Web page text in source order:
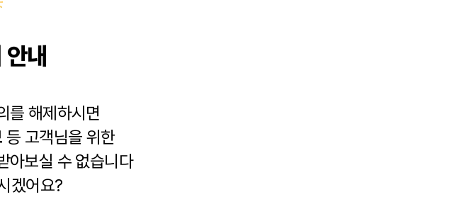
내
를 해제하시면
등 고객님을 위한
아보실 수 없습니다
겠어요?